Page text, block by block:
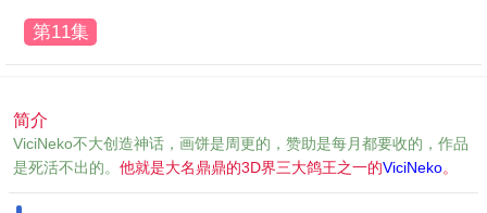
第11集
简介
ViciNeko不大创造神话，画饼是周更的，赞助是每月都要收的，作品
是死活不出的。 他就是大名鼎鼎的3D界三大鸽王之一的ViciNeko。